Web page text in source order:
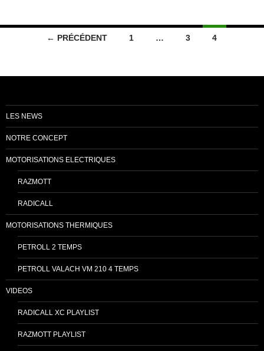
Navigation
articles
← PRÉCÉDENT 1 … 3 4
LES NEWS
NOTRE CONCEPT
MOTORISATIONS ELECTRIQUES
RAZMOTT
RADICALL
MOTORISATIONS THERMIQUES
PETROLL 2 TEMPS
PETROLL VALACH VM 210 4 TEMPS
VIDEOS
RADICALL XC PLAYLIST
RAZMOTT PLAYLIST